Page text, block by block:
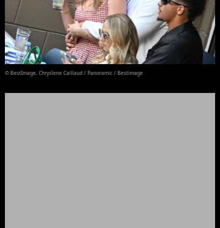
© BestImage, Chryslene Caillaud / Panoramic / Bestimage